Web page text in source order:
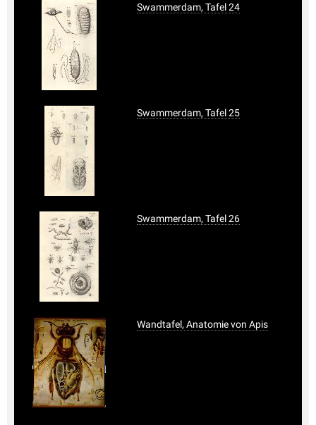
Swammerdam, Tafel 24
Swammerdam, Tafel 25
Swammerdam, Tafel 26
Wandtafel, Anatomie von Apis